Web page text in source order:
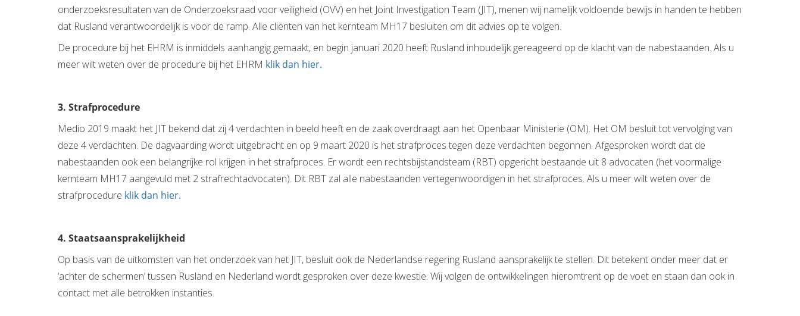
onderzoeksresultaten van de Onderzoeksraad voor veiligheid (OVV) en het Joint Investigation Team (JIT), menen wij namelijk voldoende bewijs in handen te hebben
dat Rusland verantwoordelijk is voor de ramp. Alle cliënten van het kernteam MH17 besluiten om dit advies op te volgen.
De procedure bij het EHRM is inmiddels aanhangig gemaakt, en begin januari 2020 heeft Rusland inhoudelijk gereageerd op de klacht van de nabestaanden. Als u
meer wilt weten over de procedure bij het EHRM klik dan hier.
3. Strafprocedure
Medio 2019 maakt het JIT bekend dat zij 4 verdachten in beeld heeft en de zaak overdraagt aan het Openbaar Ministerie (OM). Het OM besluit tot vervolging van
deze 4 verdachten. De dagvaarding wordt uitgebracht en op 9 maart 2020 is het strafproces tegen deze verdachten begonnen. Afgesproken wordt dat de
nabestaanden ook een belangrijke rol krijgen in het strafproces. Er wordt een rechtsbijstandsteam (RBT) opgericht bestaande uit 8 advocaten (het voormalige
kernteam MH17 aangevuld met 2 strafrechtadvocaten). Dit RBT zal alle nabestaanden vertegenwoordigen in het strafproces. Als u meer wilt weten over de
strafprocedure klik dan hier.
4. Staatsaansprakelijkheid
Op basis van de uitkomsten van het onderzoek van het JIT, besluit ook de Nederlandse regering Rusland aansprakelijk te stellen. Dit betekent onder meer dat er
‘achter de schermen’ tussen Rusland en Nederland wordt gesproken over deze kwestie. Wij volgen de ontwikkelingen hieromtrent op de voet en staan dan ook in
contact met alle betrokken instanties.